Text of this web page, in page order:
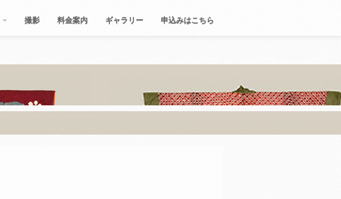
撮影 料金案内 ギャラリー 申込みはこちら